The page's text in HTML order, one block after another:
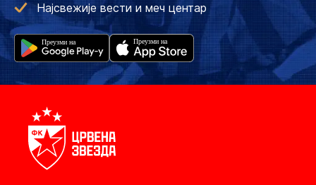
Најсвежије вести и меч центар